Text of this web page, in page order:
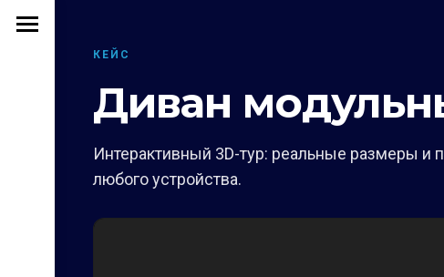
КЕЙС
Диван
Интерактивный 3D-тур: реальные размеры и
любого устройства.